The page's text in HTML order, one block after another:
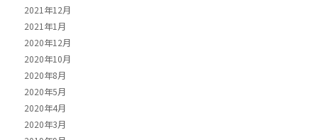
2021年12月
2021年1月
2020年12月
2020年10月
2020年8月
2020年5月
2020年4月
2020年3月